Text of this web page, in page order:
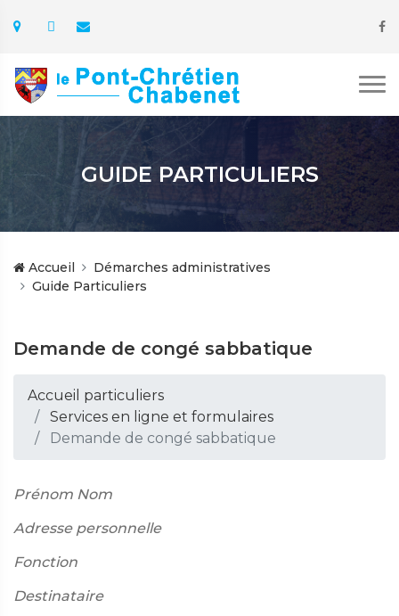
GUIDE PARTICULIERS
Accueil
Démarches administratives
Guide Particuliers
Demande de congé sabbatique
Accueil particuliers
Services en ligne et formulaires
Demande de congé sabbatique
Prénom Nom
Adresse personnelle
Fonction
Destinataire